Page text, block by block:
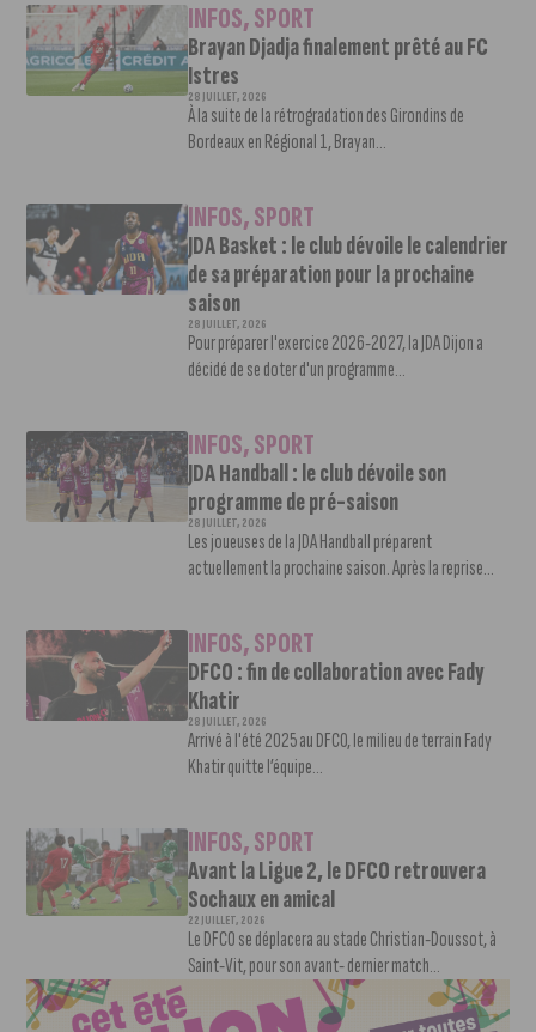
INFOS,SPORT
Brayan Djadja finalement prêté au FC
Istres
28 JUILLET, 2026
À la suite de la rétrogradation des Girondins de
Bordeaux en Régional 1, Brayan...
INFOS,SPORT
JDA Basket : le club dévoile le calendrier
de sa préparation pour la prochaine
saison
28 JUILLET, 2026
Pour préparer l'exercice 2026-2027, la JDA Dijon a
décidé de se doter d'un programme...
INFOS,SPORT
JDA Handball : le club dévoile son
programme de pré-saison
28 JUILLET, 2026
Les joueuses de la JDA Handball préparent
actuellement la prochaine saison. Après la reprise...
INFOS,SPORT
DFCO : fin de collaboration avec Fady
Khatir
28 JUILLET, 2026
Arrivé à l'été 2025 au DFCO, le milieu de terrain Fady
Khatir quitte l’équipe...
INFOS,SPORT
Avant la Ligue 2, le DFCO retrouvera
Sochaux en amical
22 JUILLET, 2026
Le DFCO se déplacera au stade Christian-Doussot, à
Saint-Vit, pour son avant- dernier match...